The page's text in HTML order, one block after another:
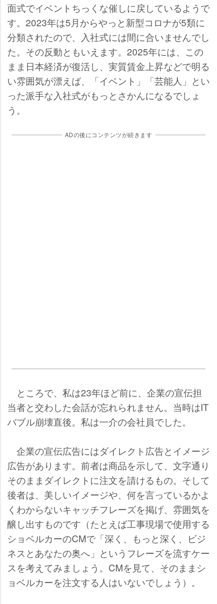
面式でイベントちっくな催しに戻しているようで
す。2023年は5月からやっと新型コロナが5類に
分類されたので、入社式には間に合いませんでし
た。その反動ともいえます。2025年には、この
まま日本経済が復活し、実質賃金上昇などで明る
い雰囲気が漂えば、「イベント」「芸能人」とい
った派手な入社式がもっとさかんになるでしょ
う。
ADの後にコンテンツが続きます
ところで、私は23年ほど前に、企業の宣伝担
当者と交わした会話が忘れられません。当時はIT
バブル崩壊直後。私は一介の会社員でした。
企業の宣伝広告にはダイレクト広告とイメージ
広告があります。前者は商品を示して、文字通り
そのままダイレクトに注文を請けるもの。そして
後者は、美しいイメージや、何を言っているかよ
くわからないキャッチフレーズを掲げ、雰囲気を
醸し出すものです（たとえば工事現場で使用する
ショベルカーのCMで「深く、もっと深く、ビジ
ネスとあなたの奥へ」というフレーズを流すケー
スを考えてみましょう。CMを見て、そのままシ
ョベルカーを注文する人はいないでしょう）。